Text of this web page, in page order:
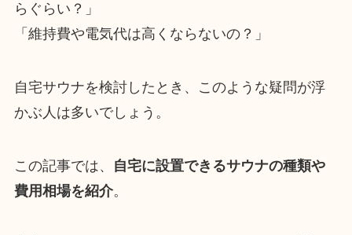
らぐらい？」
「維持費や電気代は高くならないの？」
自宅サウナを検討したとき、このような疑問が浮
かぶ人は多いでしょう。
この記事では、
自宅に設置できるサウナの種類や
費用相場を紹介。